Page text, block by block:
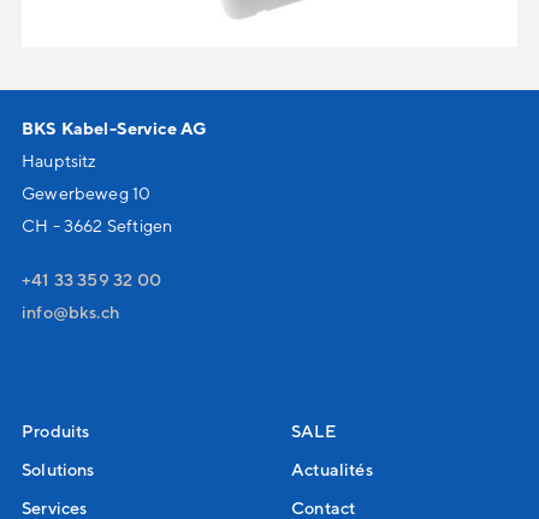
BKS Kabel-Service AG
Hauptsitz
Gewerbeweg 10
CH - 3662 Seftigen
+41 33 359 32 00
nf
bks ch
Produits
Solutions
Services
SALE
Actualités
Contact